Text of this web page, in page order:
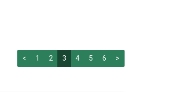
< 1 2 3 4 5 6 >